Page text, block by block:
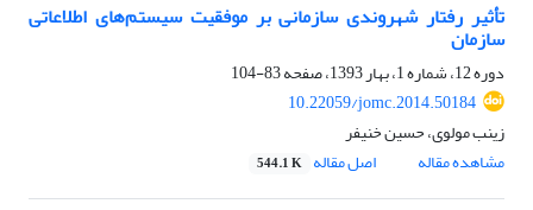
تأثیر رفتار شهروندی سازمانی بر موفقیت سیستم‌های اطلاعاتی
سازمان
دوره 12، شماره 1، بهار 1393، صفحه
83-104
10.22059/jomc.2014.50184
زینب مولوی، حسین خنیفر
مشاهده مقاله
اصل مقاله 544.1 K